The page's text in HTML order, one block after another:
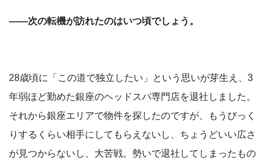
――次の転機が訪れたのはいつ頃でしょう。
28歳頃に「この道で独立したい」という思いが芽生え、3
年弱ほど勤めた銀座のヘッドスパ専門店を退社しました。
それから銀座エリアで物件を探したのですが、もうびっく
りするくらい相手にしてもらえないし、ちょうどいい広さ
が見つからないし、大苦戦。勢いで退社してしまったもの